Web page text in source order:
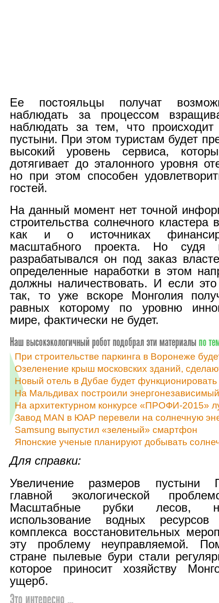
Ее постояльцы получат
наблюдать за процессом
наблюдать за тем, что происходит
пустыни. При этом туристам будет
высокий уровень сервиса,
дотягивает до эталонного уровня
но при этом способен
гостей.
На данный момент нет точной
строительства солнечного кластера
как и о источниках
масштабного проекта. Но
разрабатывался он под заказ
определенные наработки в этом
должны наличествовать. И если это
так, то уже вскоре Монголия
равных которому по уровню
мире, фактически не будет.
При строительстве паркинга в Воронеже
Озеленение крыш московских зданий,
Новый отель в Дубае будет функционировать
На Мальдивах построили
На архитектурном конкурсе «ПРОФИ-2015»
Завод MAN в ЮАР перевели на солнечную
Samsung выпустил «зеленый» смартфон
Японские ученые планируют добывать
Для справки:
Увеличение размеров пустыни
главной экологической
Масштабные рубки лесов,
использование водных
комплекса восстановительных
эту проблему неуправляемой.
стране пылевые бури стали
которое приносит хозяйству
ущерб.